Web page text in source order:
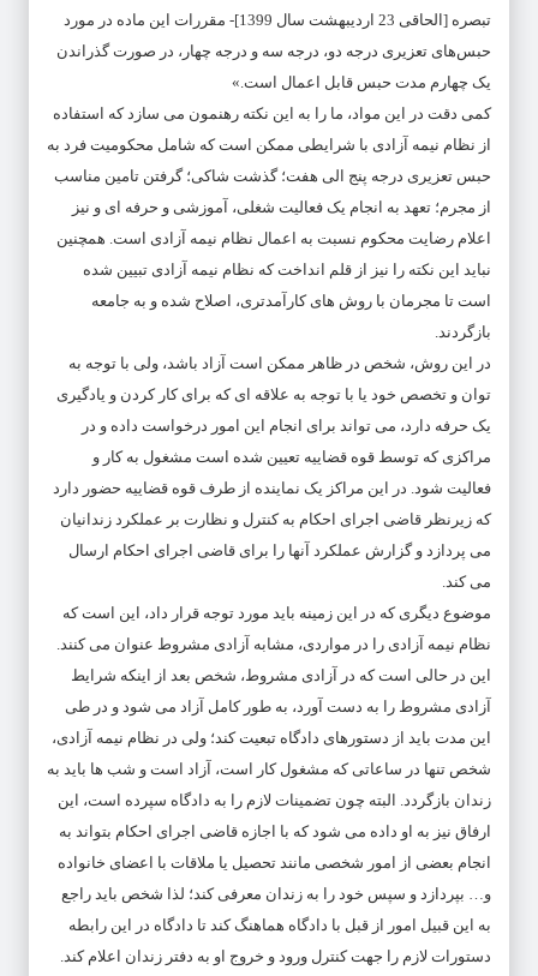
تبصره [الحاقی 23 اردیبهشت سال 1399]- مقررات این ماده در مورد
حبس‌های تعزیری درجه دو، درجه سه و درجه چهار، در صورت گذراندن
یک ‌چهارم مدت حبس قابل اعمال است.»
کمی دقت در این مواد، ما را به این نکته رهنمون می سازد که استفاده
از نظام نیمه آزادی با شرایطی ممکن است که شامل محکومیت فرد به
حبس تعزیری درجه پنج الی هفت؛ گذشت شاکی؛ گرفتن تامین مناسب
از مجرم؛ تعهد به انجام یک فعالیت شغلی، آموزشی و حرفه ای و نیز
اعلام رضایت محکوم نسبت به اعمال نظام نیمه آزادی است. همچنین
نباید این نکته را نیز از قلم انداخت که نظام نیمه آزادی تبیین شده
است تا مجرمان با روش های کارآمدتری، اصلاح شده و به جامعه
بازگردند.
در این روش، شخص در ظاهر ممکن است آزاد باشد، ولی با توجه به
توان و تخصص خود یا با توجه به علاقه ای که برای کار کردن و یادگیری
یک حرفه دارد، می تواند برای انجام این امور درخواست داده و در
مراکزی که توسط قوه قضاییه تعیین شده است مشغول به کار و
فعالیت شود. در این مراکز یک نماینده از طرف قوه قضاییه حضور دارد
که زیرنظر قاضی اجرای احکام به کنترل و نظارت بر عملکرد زندانیان
می پردازد و گزارش عملکرد آنها را برای قاضی اجرای احکام ارسال
می کند.
موضوع دیگری که در این زمینه باید مورد توجه قرار داد، این است که
نظام نیمه آزادی را در مواردی، مشابه آزادی مشروط عنوان می کنند.
این در حالی است که در آزادی مشروط، شخص بعد از اینکه شرایط
آزادی مشروط را به دست آورد، به طور کامل آزاد می شود و در طی
این مدت باید از دستورهای دادگاه تبعیت کند؛ ولی در نظام نیمه آزادی،
شخص تنها در ساعاتی که مشغول کار است، آزاد است و شب ها باید به
زندان بازگردد. البته چون تضمینات لازم را به دادگاه سپرده است، این
ارفاق نیز به او داده می شود که با اجازه قاضی اجرای احکام بتواند به
انجام بعضی از امور شخصی مانند تحصیل یا ملاقات با اعضای خانواده
و… بپردازد و سپس خود را به زندان معرفی کند؛ لذا شخص باید راجع
به این قبیل امور از قبل با دادگاه هماهنگ کند تا دادگاه در این رابطه
دستورات لازم را جهت کنترل ورود و خروج او به دفتر زندان اعلام کند.